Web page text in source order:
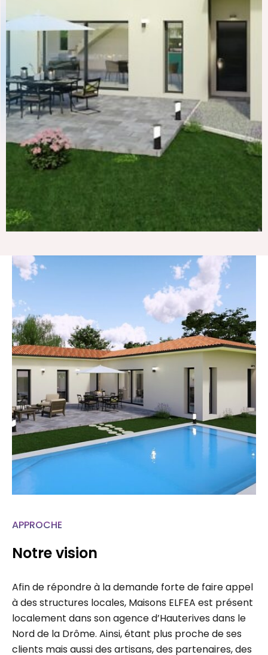
APPROCHE
Notre vision
à des structures locales, Maisons ELFEA est présent
localement dans son agence d’Hauterives dans le
Nord de la Drôme. Ainsi, étant plus proche de ses
clients mais aussi des artisans, des partenaires, des